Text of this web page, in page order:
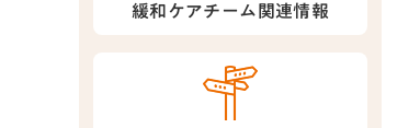
緩和ケアチーム関連情報